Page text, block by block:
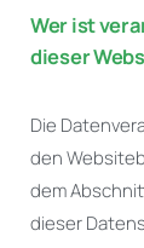
Wer ist
dieser
Die
den
dem
dieser